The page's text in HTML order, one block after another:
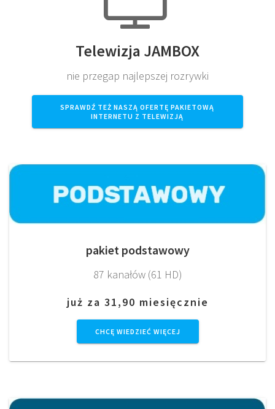
Telewizja JAMBOX
nie przegap najlepszej rozrywki
SPRAWDŹ TEŻ NASZĄ OFERTĘ PAKIETOWĄ
INTERNETU Z TELEWIZJĄ
pakiet podstawowy
87 kanałów (61 HD)
już za 31,90 miesięcznie
CHCĘ WIEDZIEĆ WIĘCEJ